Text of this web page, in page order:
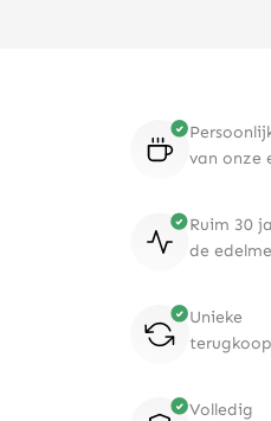
van onze
Ruim 30
de
Unieke
Volledig